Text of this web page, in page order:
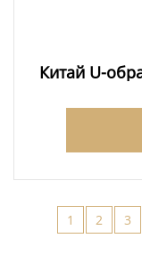
Китай U-
1 2 3